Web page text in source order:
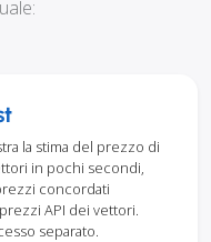
la stima del prezzo di
in pochi secondi,
concordati
API dei vettori.
separato.